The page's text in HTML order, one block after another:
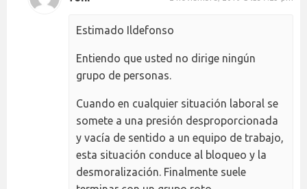
Estimado Ildefonso
Entiendo que usted no dirige ningún
grupo de personas.
Cuando en cualquier situación laboral se
somete a una presión desproporcionada
y vacía de sentido a un equipo de trabajo,
esta situación conduce al bloqueo y la
desmoralización. Finalmente suele